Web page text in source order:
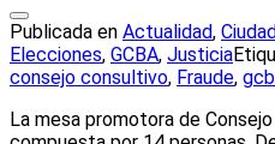
Publicada en Actualidad,
Elecciones, GCBA, Justicia
consejo consultivo, Fraude,
La mesa promotora de